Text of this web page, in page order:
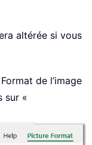
altérée si vous
de l’image
sur «